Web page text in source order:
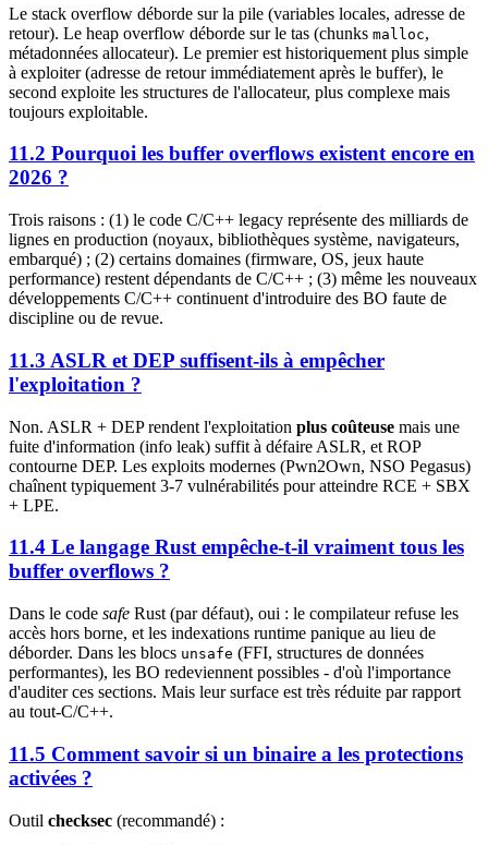
Le stack overflow déborde sur la pile (variables locales, adresse de
retour). Le heap overflow déborde sur le tas (chunks malloc,
métadonnées allocateur). Le premier est historiquement plus simple
à exploiter (adresse de retour immédiatement après le buffer), le
second exploite les structures de l'allocateur, plus complexe mais
toujours exploitable.
11.2 Pourquoi les buffer overflows existent encore en
2026 ?
Trois raisons : (1) le code C/C++ legacy représente des milliards de
lignes en production (noyaux, bibliothèques système, navigateurs,
embarqué) ; (2) certains domaines (firmware, OS, jeux haute
performance) restent dépendants de C/C++ ; (3) même les nouveaux
développements C/C++ continuent d'introduire des BO faute de
discipline ou de revue.
11.3 ASLR et DEP suffisent-ils à empêcher
l'exploitation ?
Non. ASLR + DEP rendent l'exploitation plus coûteuse mais une
fuite d'information (info leak) suffit à défaire ASLR, et ROP
contourne DEP. Les exploits modernes (Pwn2Own, NSO Pegasus)
chaînent typiquement 3-7 vulnérabilités pour atteindre RCE + SBX
+ LPE.
11.4 Le langage Rust empêche-t-il vraiment tous les
buffer overflows ?
Dans le code safe Rust (par défaut), oui : le compilateur refuse les
accès hors borne, et les indexations runtime panique au lieu de
déborder. Dans les blocs unsafe (FFI, structures de données
performantes), les BO redeviennent possibles - d'où l'importance
d'auditer ces sections. Mais leur surface est très réduite par rapport
au tout-C/C++.
11.5 Comment savoir si un binaire a les protections
activées ?
Outil checksec (recommandé) :